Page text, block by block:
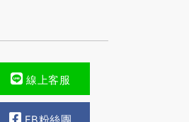
線上客服